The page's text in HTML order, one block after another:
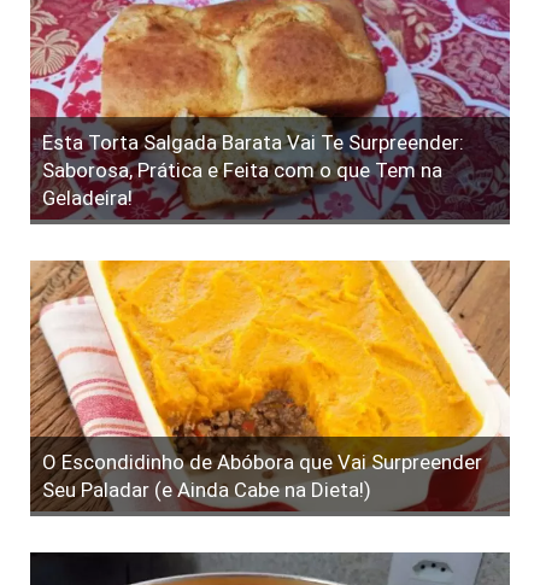
Esta Torta Salgada Barata Vai Te Surpreender:
Saborosa, Prática e Feita com o que Tem na
Geladeira!
O Escondidinho de Abóbora que Vai Surpreender
Seu Paladar (e Ainda Cabe na Dieta!)